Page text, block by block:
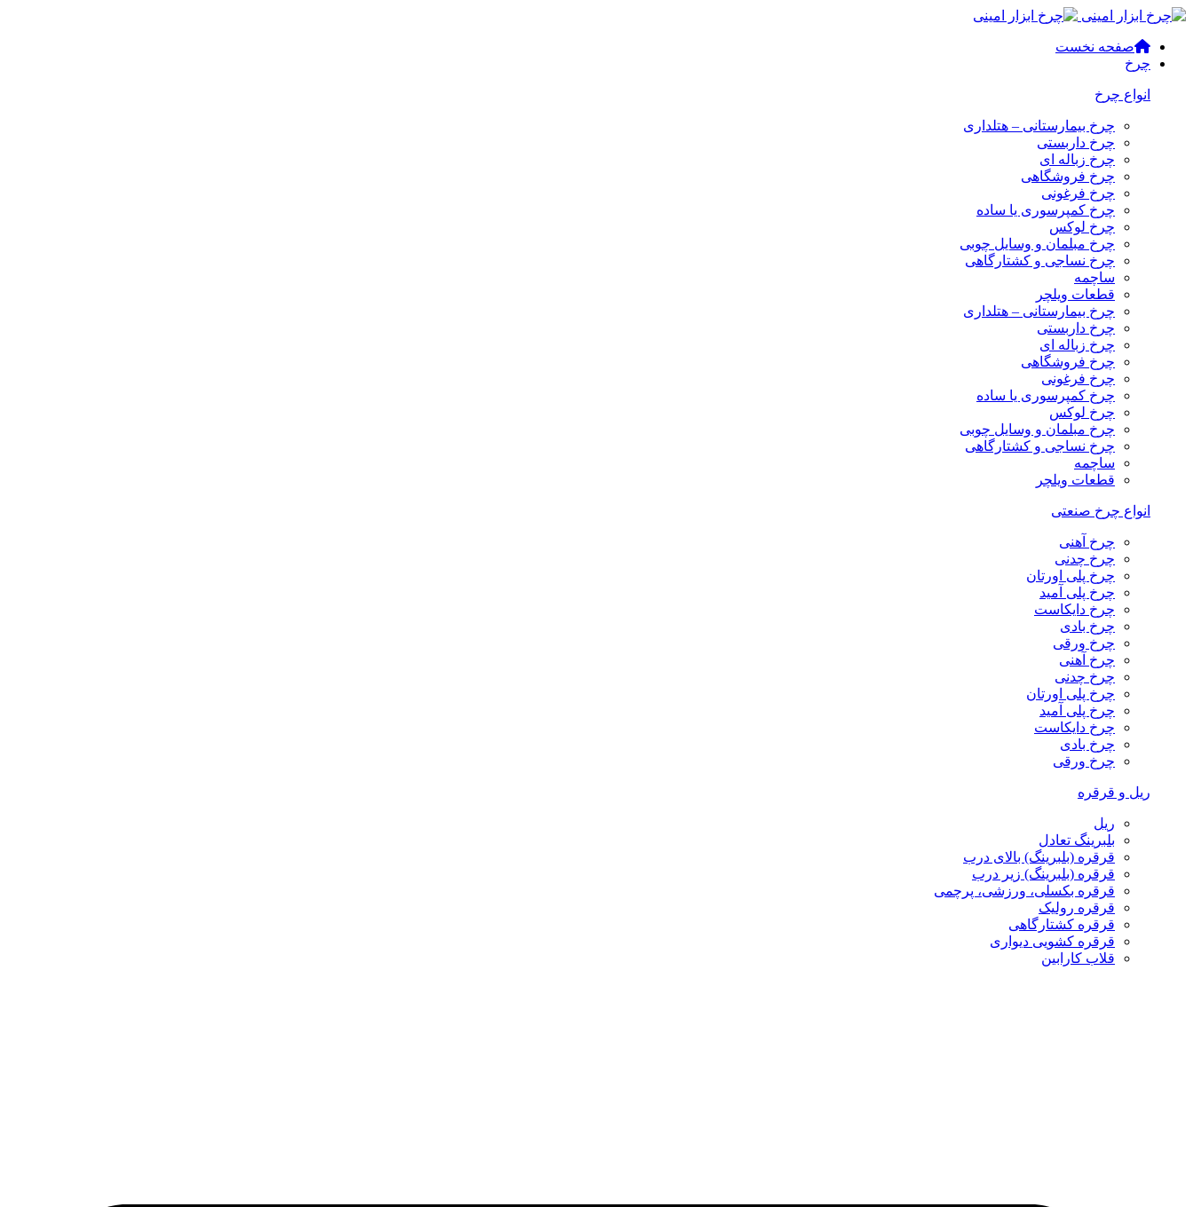
صفحه نخست
چرخ
انواع چرخ
چرخ بیمارستانی – هتلداری
چرخ داربستی
چرخ زباله ای
چرخ فروشگاهی
چرخ فرغونی
چرخ کمپرسوری یا ساده
چرخ لوکس
چرخ مبلمان و وسایل چوبی
چرخ نساجی و کشتارگاهی
ساچمه
قطعات ویلچر
چرخ بیمارستانی – هتلداری
چرخ داربستی
چرخ زباله ای
چرخ فروشگاهی
چرخ فرغونی
چرخ کمپرسوری یا ساده
چرخ لوکس
چرخ مبلمان و وسایل چوبی
چرخ نساجی و کشتارگاهی
ساچمه
قطعات ویلچر
انواع چرخ صنعتی
چرخ آهنی
چرخ چدنی
چرخ پلی اورتان
چرخ پلی آمید
چرخ دایکاست
چرخ بادی
چرخ ورقی
چرخ آهنی
چرخ چدنی
چرخ پلی اورتان
چرخ پلی آمید
چرخ دایکاست
چرخ بادی
چرخ ورقی
ریل و قرقره
ریل
بلبرینگ تعادل
قرقره (بلبرینگ) بالای درب
قرقره (بلبرینگ) زیر درب
قرقره بکسلی، ورزشی، پرچمی
قرقره رولیک
قرقره کشتارگاهی
قرقره کشویی دیواری
قلاب کارابین